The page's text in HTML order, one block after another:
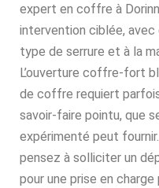
expert en coffre à
intervention ciblée,
type de serrure et à la
L’ouverture coffre-fort
de coffre requiert
savoir-faire pointu, que
expérimenté peut
pensez à solliciter un
pour une prise en